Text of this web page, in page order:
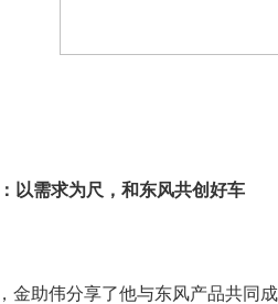
以需求为尺，和东风共创好车
金助伟分享了他与东风产品共同